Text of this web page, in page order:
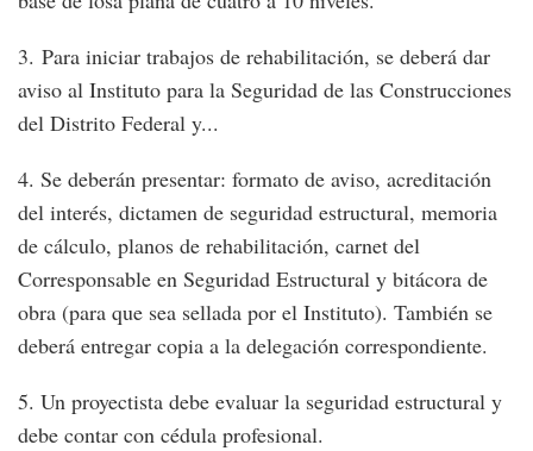
3. Para iniciar trabajos de rehabilitación, se deberá dar
aviso al Instituto para la Seguridad de las Construcciones
del Distrito Federal y...
4. Se deberán presentar: formato de aviso, acreditación
del interés, dictamen de seguridad estructural, memoria
de cálculo, planos de rehabilitación, carnet del
Corresponsable en Seguridad Estructural y bitácora de
obra (para que sea sellada por el Instituto). También se
deberá entregar copia a la delegación correspondiente.
5. Un proyectista debe evaluar la seguridad estructural y
debe contar con cédula profesional.